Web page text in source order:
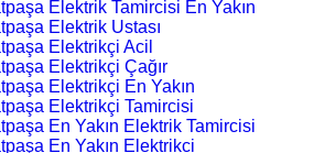
Elektrik Tamircisi En Yakın
Elektrik Ustası
Elektrikçi Acil
Elektrikçi Çağır
Elektrikçi En Yakın
Elektrikçi Tamircisi
En Yakın Elektrik Tamircisi
En Yakın Elektrikci